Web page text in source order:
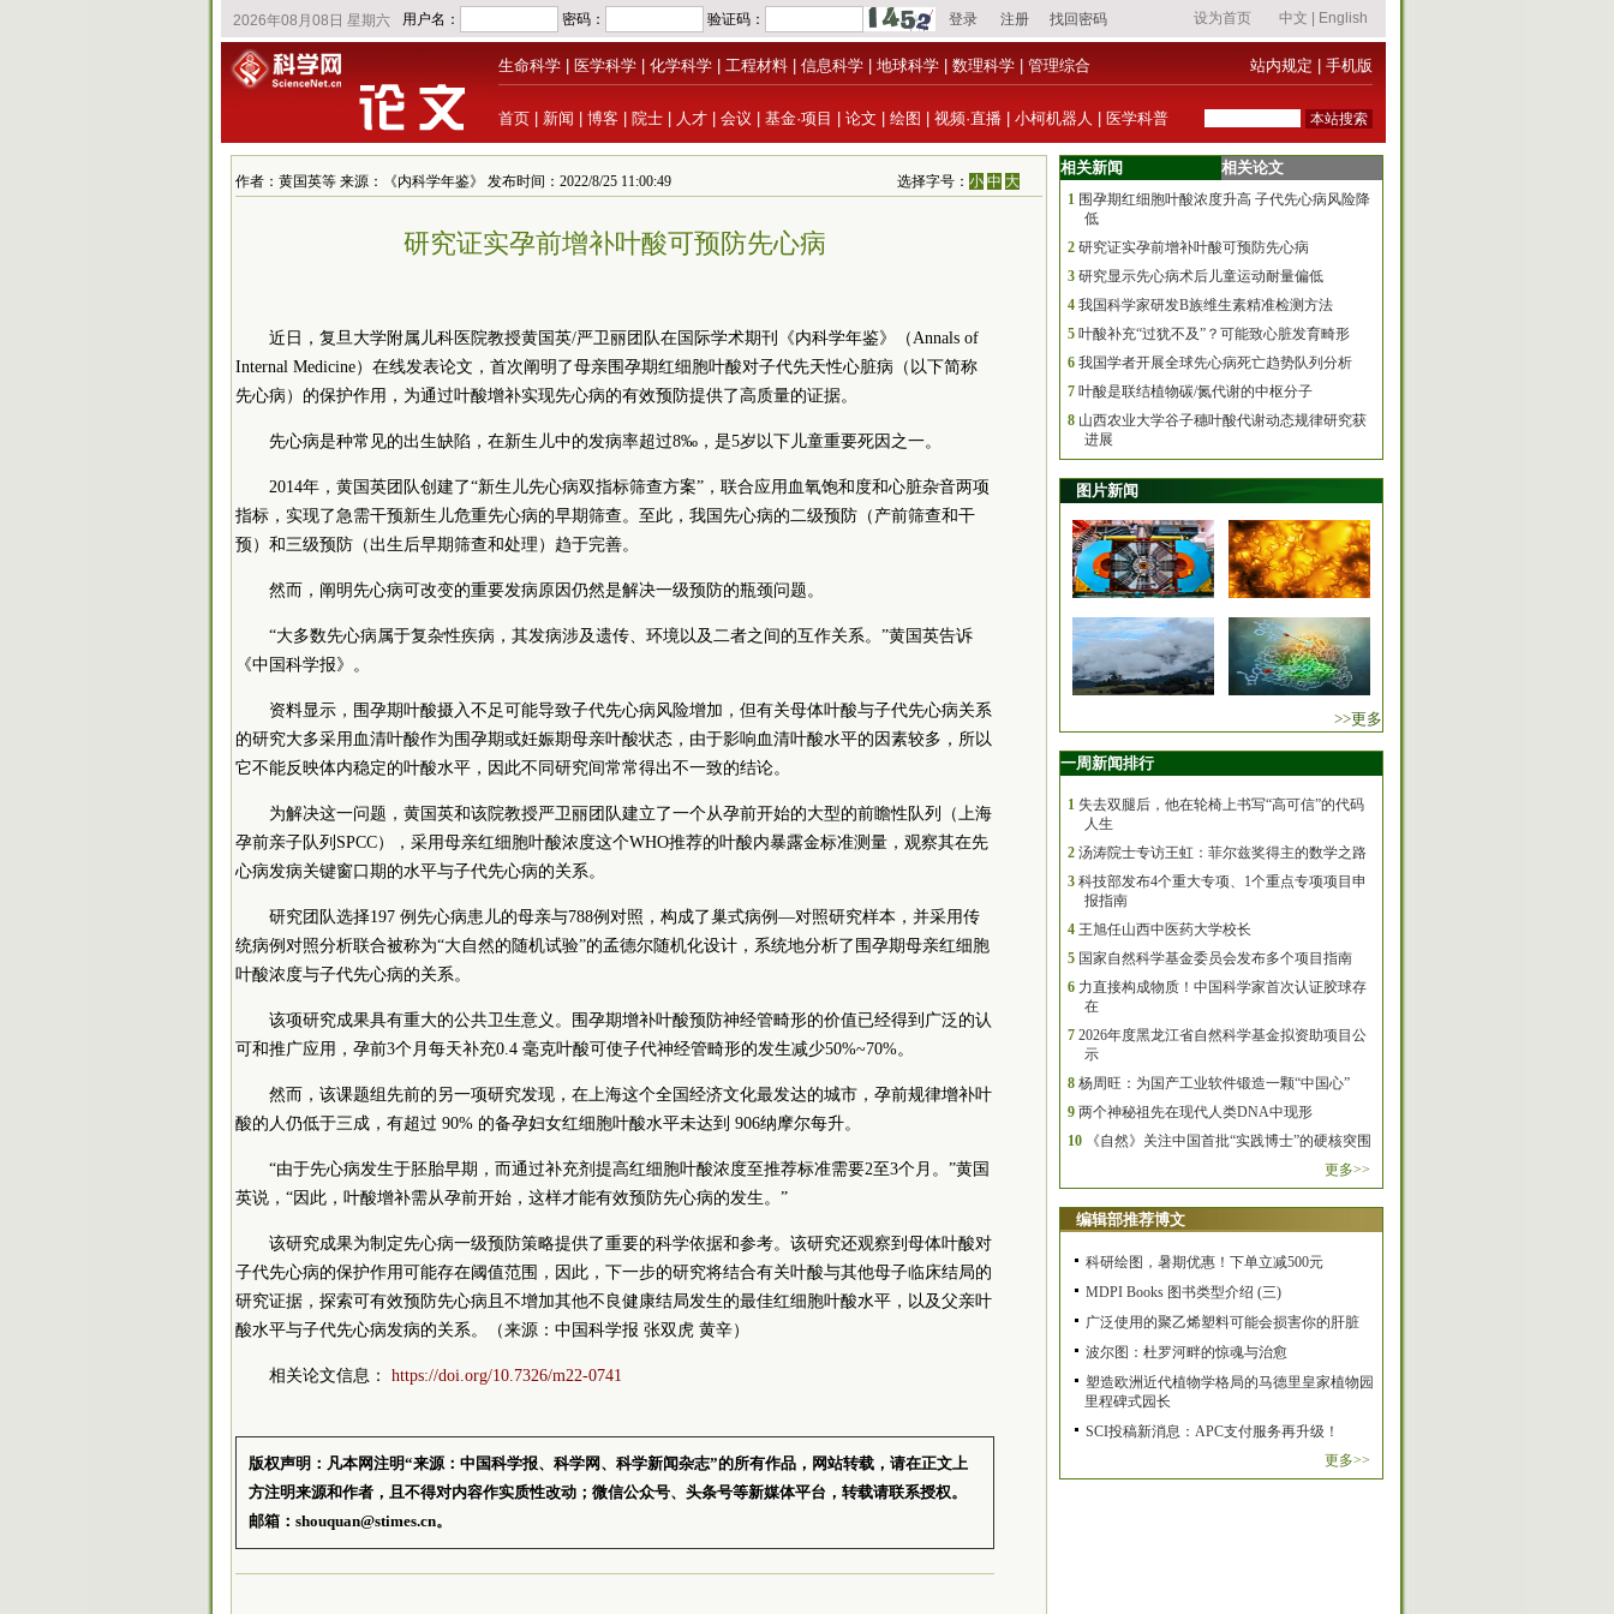
生命科学 医学科学 化学科学 工程材料 信息科学 地球科学 数理科学 管理综合 站内规定 手机版
首页 新闻 博客 院士 人才 会议 基金·项目 论文 绘图 视频·直播 小柯机器人 医学科普
作者：黄国英等 来源：《内科学年鉴》 发布时间：2022/8/25 11:00:49 选择字号：小 中 大
研究证实孕前增补叶酸可预防先心病
近日，复旦大学附属儿科医院教授黄国英/严卫丽团队在国际学术期刊《内科学年鉴》（Annals of
Internal Medicine）在线发表论文，首次阐明了母亲围孕期红细胞叶酸对子代先天性心脏病（以下简称
先心病）的保护作用，为通过叶酸增补实现先心病的有效预防提供了高质量的证据。
先心病是种常见的出生缺陷，在新生儿中的发病率超过8‰，是5岁以下儿童重要死因之一。
2014年，黄国英团队创建了“新生儿先心病双指标筛查方案”，联合应用血氧饱和度和心脏杂音两项
指标，实现了急需干预新生儿危重先心病的早期筛查。至此，我国先心病的二级预防（产前筛查和干
预）和三级预防（出生后早期筛查和处理）趋于完善。
然而，阐明先心病可改变的重要发病原因仍然是解决一级预防的瓶颈问题。
“大多数先心病属于复杂性疾病，其发病涉及遗传、环境以及二者之间的互作关系。”黄国英告诉
《中国科学报》。
资料显示，围孕期叶酸摄入不足可能导致子代先心病风险增加，但有关母体叶酸与子代先心病关系
的研究大多采用血清叶酸作为围孕期或妊娠期母亲叶酸状态，由于影响血清叶酸水平的因素较多，所以
它不能反映体内稳定的叶酸水平，因此不同研究间常常得出不一致的结论。
为解决这一问题，黄国英和该院教授严卫丽团队建立了一个从孕前开始的大型的前瞻性队列（上海
孕前亲子队列SPCC），采用母亲红细胞叶酸浓度这个WHO推荐的叶酸内暴露金标准测量，观察其在先
心病发病关键窗口期的水平与子代先心病的关系。
研究团队选择197 例先心病患儿的母亲与788例对照，构成了巢式病例—对照研究样本，并采用传
统病例对照分析联合被称为“大自然的随机试验”的孟德尔随机化设计，系统地分析了围孕期母亲红细胞
叶酸浓度与子代先心病的关系。
该项研究成果具有重大的公共卫生意义。围孕期增补叶酸预防神经管畸形的价值已经得到广泛的认
可和推广应用，孕前3个月每天补充0.4 毫克叶酸可使子代神经管畸形的发生减少50%~70%。
然而，该课题组先前的另一项研究发现，在上海这个全国经济文化最发达的城市，孕前规律增补叶
酸的人仍低于三成，有超过 90% 的备孕妇女红细胞叶酸水平未达到 906纳摩尔每升。
“由于先心病发生于胚胎早期，而通过补充剂提高红细胞叶酸浓度至推荐标准需要2至3个月。”黄国
英说，“因此，叶酸增补需从孕前开始，这样才能有效预防先心病的发生。”
该研究成果为制定先心病一级预防策略提供了重要的科学依据和参考。该研究还观察到母体叶酸对
子代先心病的保护作用可能存在阈值范围，因此，下一步的研究将结合有关叶酸与其他母子临床结局的
研究证据，探索可有效预防先心病且不增加其他不良健康结局发生的最佳红细胞叶酸水平，以及父亲叶
酸水平与子代先心病发病的关系。（来源：中国科学报 张双虎 黄辛）
相关论文信息： https://doi.org/10.7326/m22-0741
版权声明：凡本网注明“来源：中国科学报、科学网、科学新闻杂志”的所有作品，网站转载，请在正文上
方注明来源和作者，且不得对内容作实质性改动；微信公众号、头条号等新媒体平台，转载请联系授权。
邮箱：shouquan@stimes.cn。
相关新闻 相关论文
1 围孕期红细胞叶酸浓度升高 子代先心病风险降
低
2 研究证实孕前增补叶酸可预防先心病
3 研究显示先心病术后儿童运动耐量偏低
4 我国科学家研发B族维生素精准检测方法
5 叶酸补充“过犹不及”？可能致心脏发育畸形
6 我国学者开展全球先心病死亡趋势队列分析
7 叶酸是联结植物碳/氮代谢的中枢分子
8 山西农业大学谷子穗叶酸代谢动态规律研究获
进展
图片新闻
>>更多
一周新闻排行
1 失去双腿后，他在轮椅上书写“高可信”的代码
人生
2 汤涛院士专访王虹：菲尔兹奖得主的数学之路
3 科技部发布4个重大专项、1个重点专项项目申
报指南
4 王旭任山西中医药大学校长
5 国家自然科学基金委员会发布多个项目指南
6 力直接构成物质！中国科学家首次认证胶球存
在
7 2026年度黑龙江省自然科学基金拟资助项目公
示
8 杨周旺：为国产工业软件锻造一颗“中国心”
9 两个神秘祖先在现代人类DNA中现形
10
《自然》关注中国首批“实践博士”的硬核突围
更多>>
编辑部推荐博文
科研绘图，暑期优惠！下单立减500元
MDPI Books 图书类型介绍 (三)
广泛使用的聚乙烯塑料可能会损害你的肝脏
波尔图：杜罗河畔的惊魂与治愈
塑造欧洲近代植物学格局的马德里皇家植物园
里程碑式园长
SCI投稿新消息：APC支付服务再升级！
更多>>